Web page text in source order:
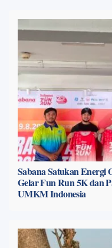
Sabana Satukan Energi
Gelar Fun Run 5K dan
UMKM Indonesia